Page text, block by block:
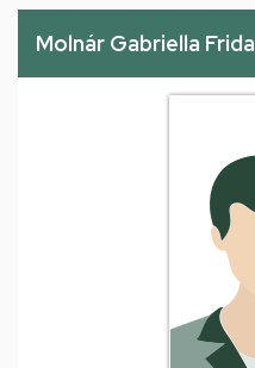
Molnár Gabriella Frida